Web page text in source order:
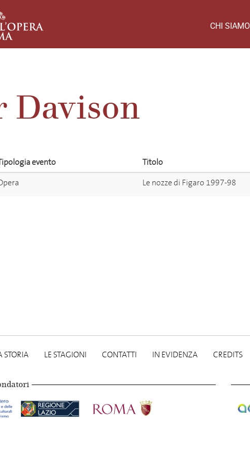
CHI SIAMO
Davison
evento
Titolo
Le nozze di Figaro 1997-98
STORIA LE STAGIONI CONTATTI IN EVIDENZA CREDITS